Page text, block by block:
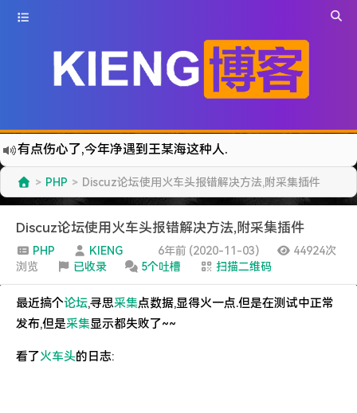
有点伤心了,今年净遇到王某海这种人.
难啊难...
七牛的JS SDK 的文档真坑啊.
蓝奏云分享部分地区无法访问需手动修改www.lanzous.com变为:www.lanzoux.com
好气啊~原来使用的CDN服务商莫名其妙的给我服务取消了~
遇见一个沙雕汽车人.
2022-09-04被罚款200元记6分.
更新到WordPress5.6啦
> PHP > Discuz论坛使用火车头报错解决方法,附采集插件
Discuz论坛使用火车头报错解决方法,附采集插件
PHP KIENG 6年前 (2020-11-03)
44924次
浏览
已收录 5个吐槽 扫描二维码
最近搞个论坛,寻思采集点数据,显得火一点.但是在测试中正常
发布,但是采集显示都失败了~~
看了火车头的日志: